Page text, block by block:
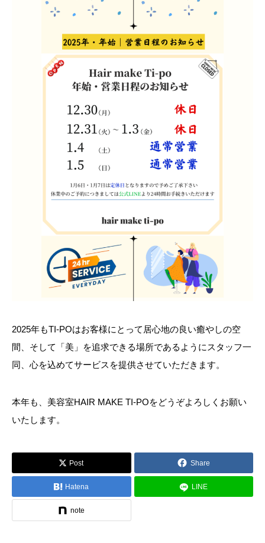
2025年もTI-POはお客様にとって居心地の良い癒やしの空
間、そして「美」を追求できる場所であるようにスタッフ一
同、心を込めてサービスを提供させていただきます。
本年も、美容室HAIR MAKE TI-POをどうぞよろしくお願い
いたします。
Post Share
Hatena LINE
note